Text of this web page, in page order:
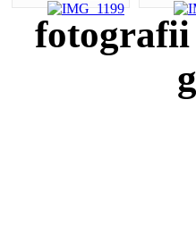
fotografii